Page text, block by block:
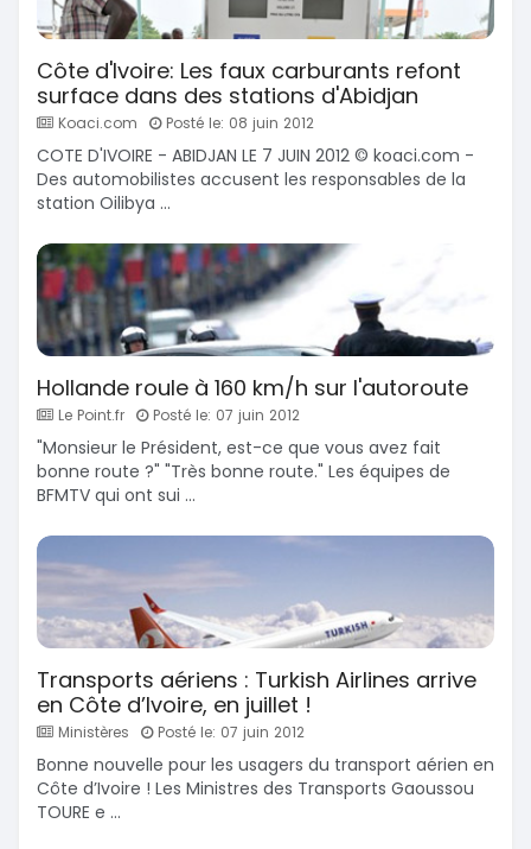
Côte d'Ivoire: Les faux carburants refont
surface dans des stations d'Abidjan
Koaci.com Posté le: 08 juin 2012
COTE D'IVOIRE - ABIDJAN LE 7 JUIN 2012 © koaci.com -
Des automobilistes accusent les responsables de la
station Oilibya ...
Hollande roule à 160 km/h sur l'autoroute
Le Point.fr Posté le: 07 juin 2012
"Monsieur le Président, est-ce que vous avez fait
bonne route ?" "Très bonne route." Les équipes de
BFMTV qui ont sui ...
Transports aériens : Turkish Airlines arrive
en Côte d’Ivoire, en juillet !
Ministères Posté le: 07 juin 2012
Bonne nouvelle pour les usagers du transport aérien en
Côte d’Ivoire ! Les Ministres des Transports Gaoussou
TOURE e ...